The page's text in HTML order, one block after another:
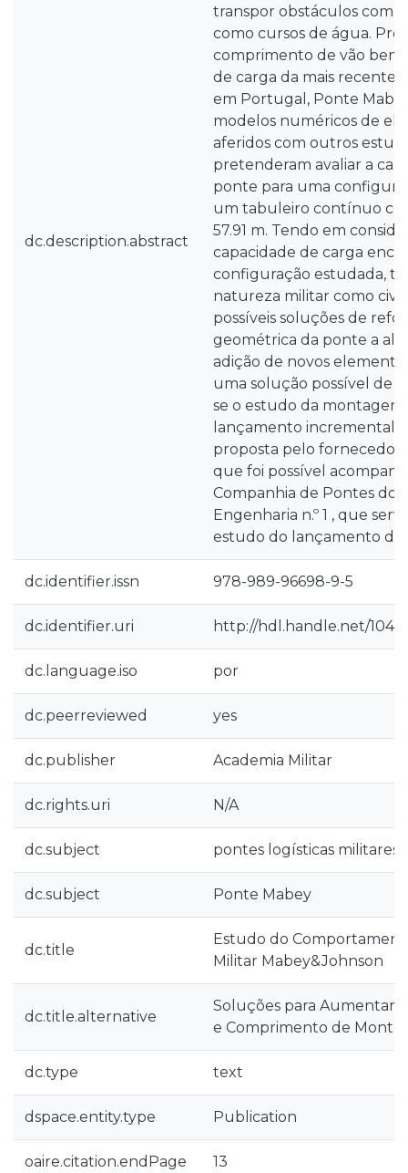
dc.description.abstract
transpor obstáculos com
como cursos de água.
comprimento de vão bem
de carga da mais recente
em Portugal, Ponte
modelos numéricos de
aferidos com outros
pretenderam avaliar a
ponte para uma
um tabuleiro contínuo
57.91 m. Tendo em
capacidade de carga
configuração estudada,
natureza militar como civil,
possíveis soluções de
geométrica da ponte a
adição de novos
uma solução possível de
se o estudo da
lançamento incremental,
proposta pelo fornecedor
que foi possível
Companhia de Pontes do
Engenharia n.º 1 , que
estudo do lançamento da
dc.identifier.issn 978-989-96698-9-5
dc.identifier.uri http://hdl.handle.net/
dc.language.iso por
dc.peerreviewed yes
dc.publisher Academia Militar
dc.rights.uri N/A
dc.subject pontes logísticas militares
dc.subject Ponte Mabey
dc.title
Estudo do
Militar Mabey&Johnson
dc.title.alternative
Soluções para Aumentar
e Comprimento de
dc.type text
dspace.entity.type Publication
oaire.citation.endPage 13